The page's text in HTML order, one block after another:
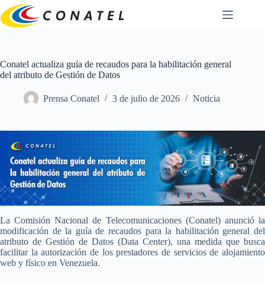
Saltar
al
contenido
Conatel actualiza guía de recaudos para la habilitación general
del atributo de Gestión de Datos
Prensa Conatel 3 de julio de 2026 Noticia
La Comisión Nacional de Telecomunicaciones (Conatel) anunció la
modificación de la guía de recaudos para la habilitación general del
atributo de Gestión de Datos (Data Center), una medida que busca
facilitar la autorización de los prestadores de servicios de alojamiento
web y físico en Venezuela.